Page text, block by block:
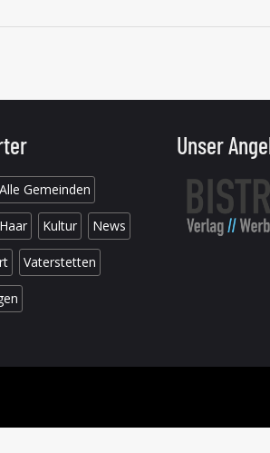
Alle Gemeinden
Haar Kultur News
Vaterstetten
Unser